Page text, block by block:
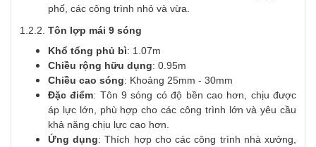
phố, các công trình nhỏ và vừa.
1.2.2. Tôn lợp mái 9 sóng
Khổ tổng phủ bì: 1.07m
Chiều rộng hữu dụng: 0.95m
Chiều cao sóng: Khoảng 25mm - 30mm
Đặc điểm: Tôn 9 sóng có độ bền cao hơn, chịu được
áp lực lớn, phù hợp cho các công trình lớn và yêu cầu
khả năng chịu lực cao hơn.
Ứng dụng: Thích hợp cho các công trình nhà xưởng,